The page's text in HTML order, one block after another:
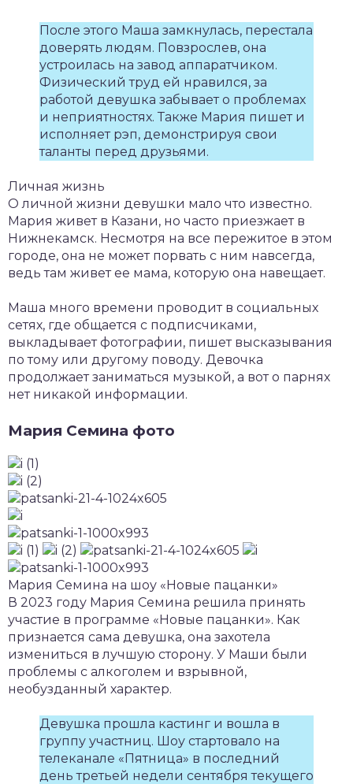
После этого Маша замкнулась, перестала
доверять людям. Повзрослев, она
устроилась на завод аппаратчиком.
Физический труд ей нравился, за
работой девушка забывает о проблемах
и неприятностях. Также Мария пишет и
исполняет рэп, демонстрируя свои
таланты перед друзьями.
Личная жизнь
О личной жизни девушки мало что известно.
Мария живет в Казани, но часто приезжает в
Нижнекамск. Несмотря на все пережитое в этом
городе, она не может порвать с ним навсегда,
ведь там живет ее мама, которую она навещает.
Маша много времени проводит в социальных
сетях, где общается с подписчиками,
выкладывает фотографии, пишет высказывания
по тому или другому поводу. Девочка
продолжает заниматься музыкой, а вот о парнях
нет никакой информации.
Мария Семина фото
Мария Семина на шоу «Новые пацанки»
В 2023 году Мария Семина решила принять
участие в программе «Новые пацанки». Как
признается сама девушка, она захотела
измениться в лучшую сторону. У Маши были
проблемы с алкоголем и взрывной,
необузданный характер.
Девушка прошла кастинг и вошла в
группу участниц. Шоу стартовало на
телеканале «Пятница» в последний
день третьей недели сентября текущего